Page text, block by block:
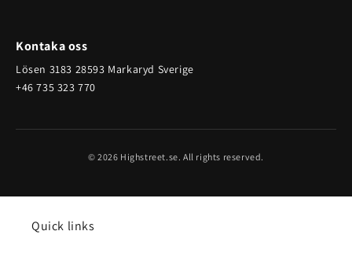
Kontaka oss
Lösen 3183 28593 Markaryd Sverige
+46 735 323 770
© 2026 Highstreet.se. All rights reserved.
Quick links